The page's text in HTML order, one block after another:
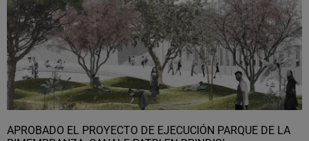
APROBADO EL PROYECTO DE EJECUCIÓN PARQUE DE LA